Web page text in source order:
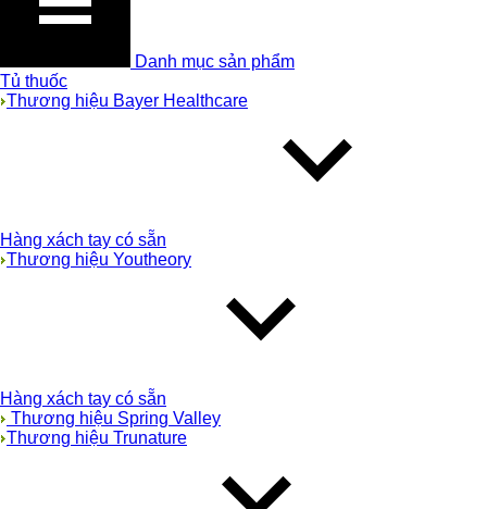
Danh mục sản phẩm
Tủ thuốc
Thương hiệu Bayer Healthcare
Hàng xách tay có sẵn
Thương hiệu Youtheory
Hàng xách tay có sẵn
Thương hiệu Spring Valley
Thương hiệu Trunature